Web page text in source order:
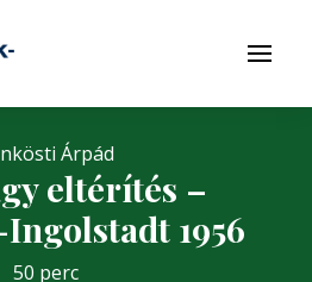
Menü
Árpád
eltérítés –
1956
50 perc